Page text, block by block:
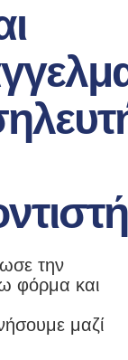
την
φόρμα και
μαζί